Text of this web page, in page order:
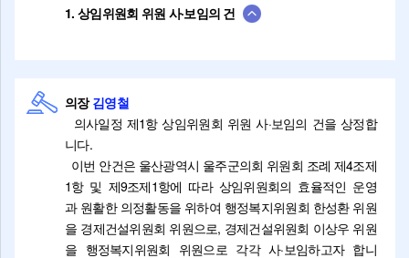
1. 상임위원회 위원 사·보임의 건
의장김영철
의사일정 제1항 상임위원회 위원 사·보임의 건을 상정합
니다.
이번 안건은 울산광역시 울주군의회 위원회 조례 제4조제
1항 및 제9조제1항에 따라 상임위원회의 효율적인 운영
과 원활한 의정활동을 위하여 행정복지위원회 한성환 위원
을 경제건설위원회 위원으로, 경제건설위원회 이상우 위원
을 행정복지위원회 위원으로 각각 사·보임하고자 합니